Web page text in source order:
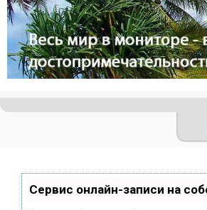
Сервис онлайн-записи на